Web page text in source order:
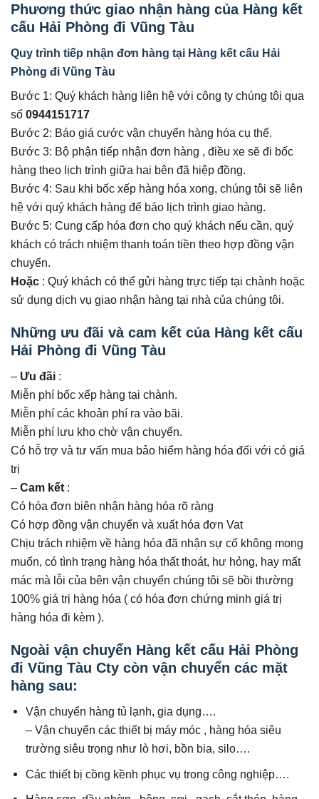
Phương thức giao nhận hàng của Hàng kết
cấu Hải Phòng đi Vũng Tàu
Quy trình tiếp nhận đơn hàng tại Hàng kết cấu Hải
Phòng đi Vũng Tàu
Bước 1: Quý khách hàng liên hệ với công ty chúng tôi qua
số 0944151717
Bước 2: Báo giá cước vận chuyển hàng hóa cụ thể.
Bước 3: Bộ phận tiếp nhận đơn hàng , điều xe sẽ đi bốc
hàng theo lịch trình giữa hai bên đã hiệp đồng.
Bước 4: Sau khi bốc xếp hàng hóa xong, chúng tôi sẽ liên
hệ với quý khách hàng để báo lịch trình giao hàng.
Bước 5: Cung cấp hóa đơn cho quý khách nếu cần, quý
khách có trách nhiệm thanh toán tiền theo hợp đồng vận
chuyển.
Hoặc : Quý khách có thể gửi hàng trực tiếp tại chành hoặc
sử dụng dịch vụ giao nhận hàng tại nhà của chúng tôi.
Những ưu đãi và cam kết của Hàng kết cấu
Hải Phòng đi Vũng Tàu
– Ưu đãi :
Miễn phí bốc xếp hàng tại chành.
Miễn phí các khoản phí ra vào bãi.
Miễn phí lưu kho chờ vận chuyển.
Có hỗ trợ và tư vấn mua bảo hiểm hàng hóa đối với có giá
trị
– Cam kết :
Có hóa đơn biên nhận hàng hóa rõ ràng
Có hợp đồng vận chuyển và xuất hóa đơn Vat
Chịu trách nhiệm về hàng hóa đã nhận sự cố không mong
muốn, có tình trạng hàng hóa thất thoát, hư hỏng, hay mất
mác mà lỗi của bên vận chuyển chúng tôi sẽ bồi thường
100% giá trị hàng hóa ( có hóa đơn chứng minh giá trị
hàng hóa đi kèm ).
Ngoài vận chuyển Hàng kết cấu Hải Phòng
đi Vũng Tàu Cty còn vận chuyển các mặt
hàng sau:
Vận chuyển hàng tủ lạnh, gia dụng….
– Vận chuyển các thiết bị máy móc , hàng hóa siêu
trường siêu trọng như lò hơi, bồn bia, silo….
Các thiết bị cồng kềnh phục vụ trong công nghiệp….